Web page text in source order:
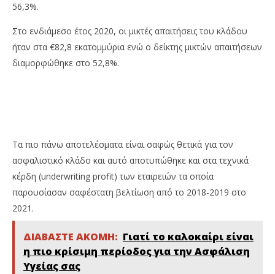
56,3%.
Στο ενδιάμεσο έτος 2020, οι μικτές απαιτήσεις του κλάδου
ήταν στα €82,8 εκατομμύρια ενώ ο δείκτης μικτών απαιτήσεων
διαμορφώθηκε στο 52,8%.
Τα πιο πάνω αποτελέσματα είναι σαφώς θετικά για τον
ασφαλιστικό κλάδο και αυτό αποτυπώθηκε και στα τεχνικά
κέρδη (underwriting profit) των εταιρειών τα οποία
παρουσίασαν σαφέστατη βελτίωση από το 2018-2019 στο
2021.
ΔΙΑΒΑΣΤΕ ΑΚΟΜΗ: Γιατί το καλοκαίρι είναι
η πιο κρίσιμη περίοδος για την Ασφάλιση
Υγείας σας